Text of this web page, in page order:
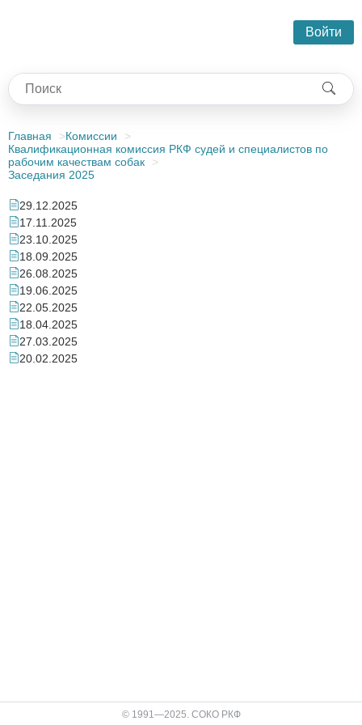
Войти
Главная
Комиссии
Квалификационная комиссия РКФ судей и специалистов по
рабочим качествам собак
Заседания 2025
29.12.2025
17.11.2025
23.10.2025
18.09.2025
26.08.2025
19.06.2025
22.05.2025
18.04.2025
27.03.2025
20.02.2025
© 1991—2025. СОКО РКФ